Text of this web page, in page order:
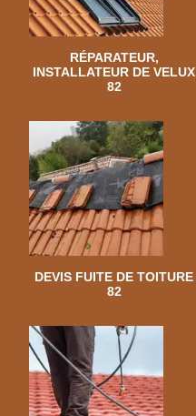
RÉPARATEUR,
INSTALLATEUR DE VELUX
82
DEVIS FUITE DE TOITURE
82